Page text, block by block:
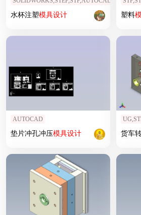
水杯注塑模具设计 塑料
AUTOCAD
垫片冲孔冲压模具设计 货车